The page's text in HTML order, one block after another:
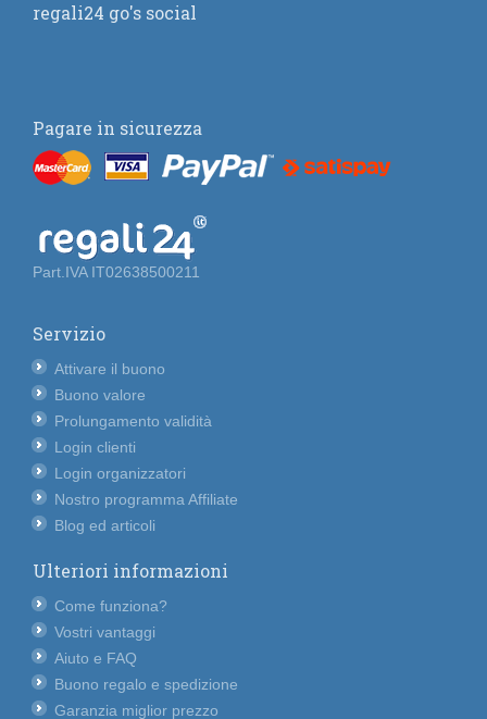
regali24 go's social
Pagare in sicurezza
Part.IVA IT02638500211
Servizio
Attivare il buono
Buono valore
Prolungamento validità
Login clienti
Login organizzatori
Nostro programma Affiliate
Blog ed articoli
Ulteriori informazioni
Come funziona?
Vostri vantaggi
Aiuto e FAQ
Buono regalo e spedizione
Garanzia miglior prezzo